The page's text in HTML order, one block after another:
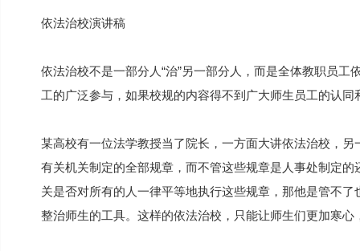
依法治校演讲稿
依法治校不是一部分人“治”另一部分人，而是全体教职员
工的广泛参与，如果校规的内容得不到广大师生员工的认
某高校有一位法学教授当了院长，一方面大讲依法治校，
有关机关制定的全部规章，而不管这些规章是人事处制定
关是否对所有的人一律平等地执行这些规章，那他是管不
整治师生的工具。这样的依法治校，只能让师生们更加寒